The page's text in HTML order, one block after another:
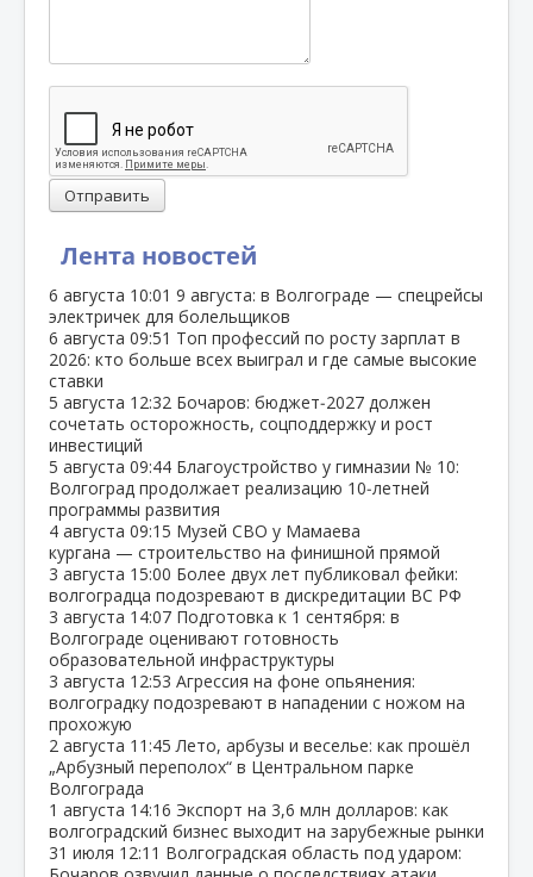
Лента новостей
6 августа 10:01 9 августа: в Волгограде — спецрейсы
электричек для болельщиков
6 августа 09:51 Топ профессий по росту зарплат в
2026: кто больше всех выиграл и где самые высокие
ставки
5 августа 12:32 Бочаров: бюджет‑2027 должен
сочетать осторожность, соцподдержку и рост
инвестиций
5 августа 09:44 Благоустройство у гимназии № 10:
Волгоград продолжает реализацию 10‑летней
программы развития
4 августа 09:15 Музей СВО у Мамаева
кургана — строительство на финишной прямой
3 августа 15:00 Более двух лет публиковал фейки:
волгоградца подозревают в дискредитации ВС РФ
3 августа 14:07 Подготовка к 1 сентября: в
Волгограде оценивают готовность
образовательной инфраструктуры
3 августа 12:53 Агрессия на фоне опьянения:
волгоградку подозревают в нападении с ножом на
прохожую
2 августа 11:45 Лето, арбузы и веселье: как прошёл
„Арбузный переполох“ в Центральном парке
Волгограда
1 августа 14:16 Экспорт на 3,6 млн долларов: как
волгоградский бизнес выходит на зарубежные рынки
31 июля 12:11 Волгоградская область под ударом:
Отправить